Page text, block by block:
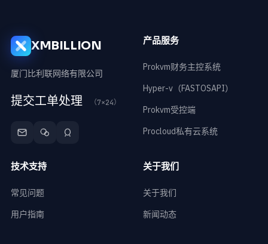
XMBILLION
厦门比利联网络有限公司
提交工单处理 （7×24）
产品服务
Prokvm财务主控系统
Hyper-v（FASTOSAPI）
Prokvm受控端
Procloud私有云系统
技术支持
常见问题
用户指南
关于我们
关于我们
新闻动态